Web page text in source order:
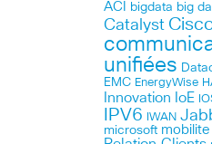
ACI bigdata big
Catalyst
unifiées
EMC EnergyWise
Innovation IoE
IPV6 IWAN
microsoft mobilite